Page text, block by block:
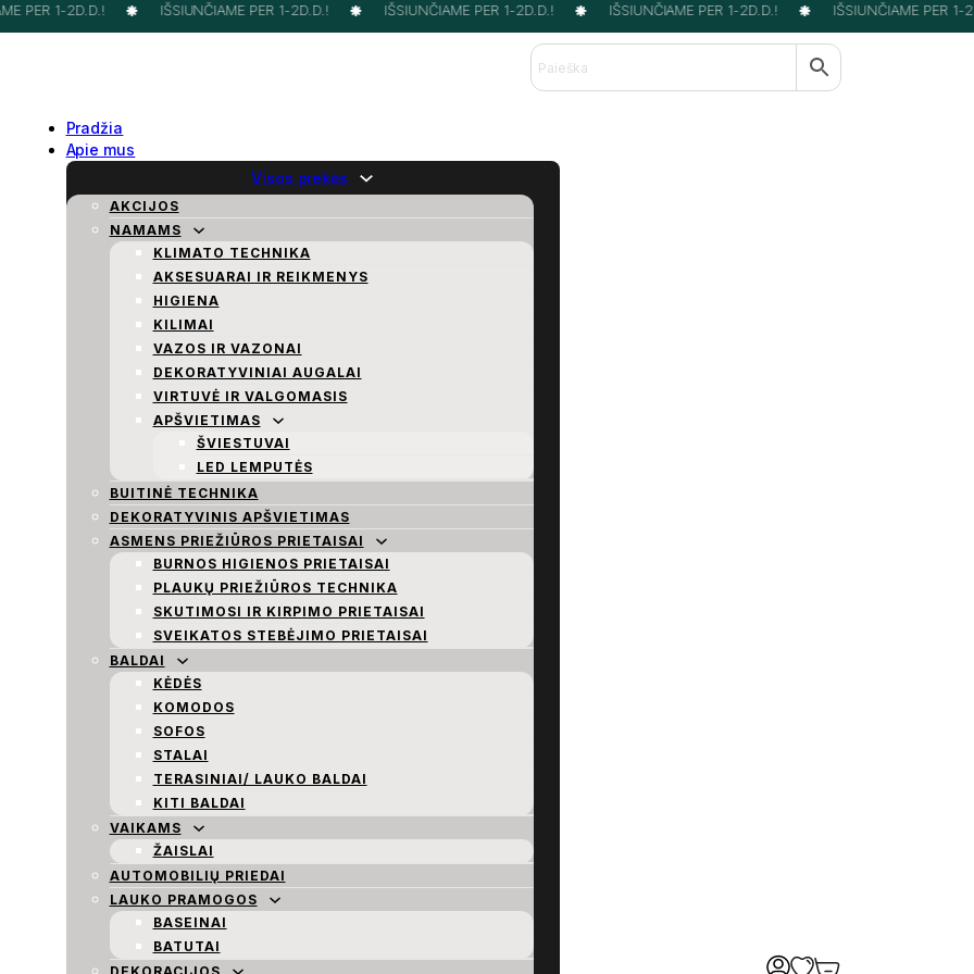
PER 1-2D.D.! IŠSIUNČIAME PER 1-2D.D.! IŠSIUNČIAME PER 1-2D.D.! IŠSIUNČIAME PER 1-2D.D.! IŠSIUNČIAME PER 1-
Pradžia
Apie mus
Visos prekės
AKCIJOS
NAMAMS
KLIMATO TECHNIKA
AKSESUARAI IR REIKMENYS
HIGIENA
KILIMAI
VAZOS IR VAZONAI
DEKORATYVINIAI AUGALAI
VIRTUVĖ IR VALGOMASIS
APŠVIETIMAS
ŠVIESTUVAI
LED LEMPUTĖS
BUITINĖ TECHNIKA
DEKORATYVINIS APŠVIETIMAS
ASMENS PRIEŽIŪROS PRIETAISAI
BURNOS HIGIENOS PRIETAISAI
PLAUKŲ PRIEŽIŪROS TECHNIKA
SKUTIMOSI IR KIRPIMO PRIETAISAI
SVEIKATOS STEBĖJIMO PRIETAISAI
BALDAI
KĖDĖS
KOMODOS
SOFOS
STALAI
TERASINIAI/ LAUKO BALDAI
KITI BALDAI
VAIKAMS
ŽAISLAI
AUTOMOBILIŲ PRIEDAI
LAUKO PRAMOGOS
BASEINAI
BATUTAI